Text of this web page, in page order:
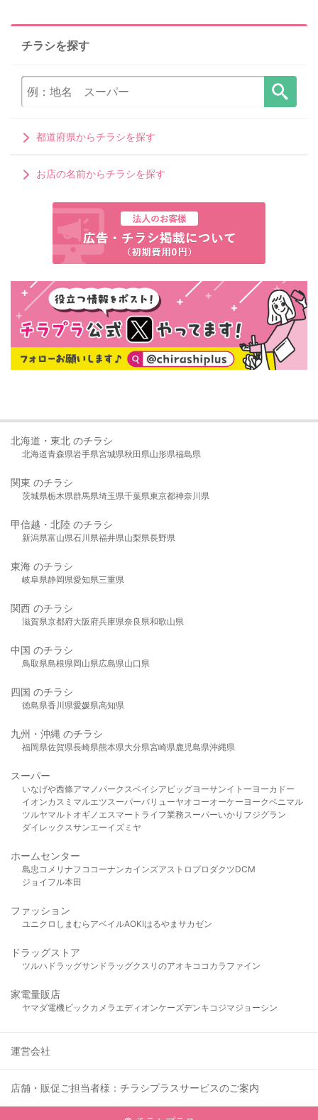
チラシを探す
都道府県からチラシを探す
お店の名前からチラシを探す
北海道・東北 のチラシ
北海道青森県岩手県宮城県秋田県山形県福島県
関東 のチラシ
茨城県栃木県群馬県埼玉県千葉県東京都神奈川県
甲信越・北陸 のチラシ
新潟県富山県石川県福井県山梨県長野県
東海 のチラシ
岐阜県静岡県愛知県三重県
関西 のチラシ
滋賀県京都府大阪府兵庫県奈良県和歌山県
中国 のチラシ
鳥取県島根県岡山県広島県山口県
四国 のチラシ
徳島県香川県愛媛県高知県
九州・沖縄 のチラシ
福岡県佐賀県長崎県熊本県大分県宮崎県鹿児島県沖縄県
スーパー
いなげや西條アマノパークスベイシア ビッグヨーサンイトーヨーカドー
イオンカスミ マルエツスーパーバリューヤオコーオーケー ヨークベニマル
ツルヤマルト オギノ エスマート ライフ業務スーパーいかり フジグラン
ダイレックスサンエーイズミヤ
ホームセンター
島忠 コメリ ナフコ コーナンカインズアストロプロダクツDCM
ジョイフル本田
ファッション
ユニクロ しまむら アベイルAOKIはるやま サカゼン
ドラッグストア
ツルハドラッグサンドラッグクスリのアオキ ココカラファイン
家電量販店
ヤマダ電機ビックカメラ エディオンケーズデンキ コジマジョーシン
運営会社
店舗・販促ご担当者様：チラシプラスサービスのご案内